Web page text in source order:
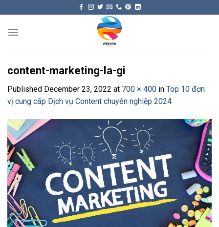
content
content-marketing-la-gi
Published December 23, 2022 at 700 × 400 in Top 10 đơn
vị cung cấp Dịch vụ Content chuyên nghiệp 2024